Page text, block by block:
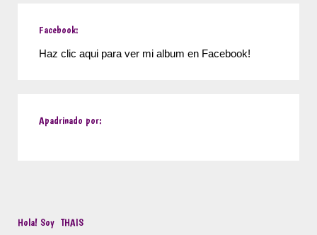
Hola! Soy THAIS
Facebook:
Haz clic aqui para ver mi album en Facebook!
Apadrinado por: